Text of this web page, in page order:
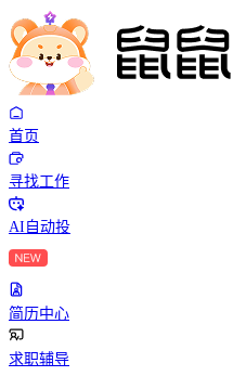
首页
寻找工作
AI自动投
简历中心
求职辅导